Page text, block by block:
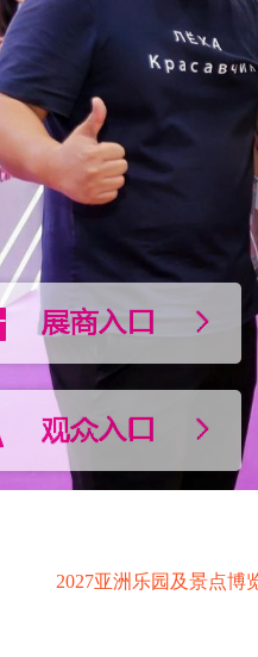
2027亚洲乐园及景点博